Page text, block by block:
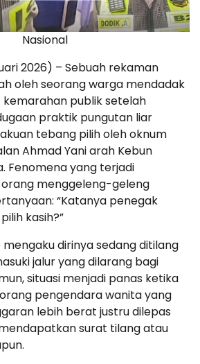
Nasional
2026) – Sebuah rekaman
oleh seorang warga mendadak
publik setelah
praktik pungutan liar
tebang pilih oleh oknum
Ahmad Yani arah Kebun
Fenomena yang terjadi
menggeleng-geleng
“Katanya penegak
kasih?”
mengaku dirinya sedang ditilang
jalur yang dilarang bagi
situasi menjadi panas ketika
pengendara wanita yang
lebih berat justru dilepas
surat tilang atau